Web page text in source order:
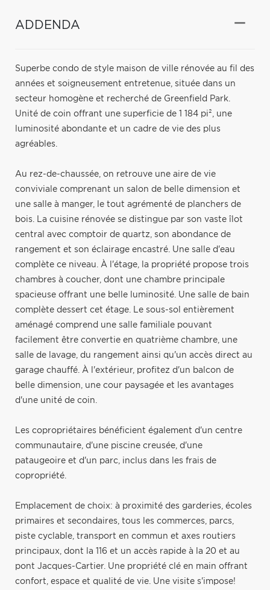
ADDENDA
Superbe condo de style maison de ville rénovée au fil des
années et soigneusement entretenue, située dans un
secteur homogène et recherché de Greenfield Park.
Unité de coin offrant une superficie de 1 184 pi², une
luminosité abondante et un cadre de vie des plus
agréables.
Au rez-de-chaussée, on retrouve une aire de vie
conviviale comprenant un salon de belle dimension et
une salle à manger, le tout agrémenté de planchers de
bois. La cuisine rénovée se distingue par son vaste îlot
central avec comptoir de quartz, son abondance de
rangement et son éclairage encastré. Une salle d'eau
complète ce niveau. À l'étage, la propriété propose trois
chambres à coucher, dont une chambre principale
spacieuse offrant une belle luminosité. Une salle de bain
complète dessert cet étage. Le sous-sol entièrement
aménagé comprend une salle familiale pouvant
facilement être convertie en quatrième chambre, une
salle de lavage, du rangement ainsi qu'un accès direct au
garage chauffé. À l'extérieur, profitez d'un balcon de
belle dimension, une cour paysagée et les avantages
d'une unité de coin.
Les copropriétaires bénéficient également d'un centre
communautaire, d'une piscine creusée, d'une
pataugeoire et d'un parc, inclus dans les frais de
copropriété.
Emplacement de choix: à proximité des garderies, écoles
primaires et secondaires, tous les commerces, parcs,
piste cyclable, transport en commun et axes routiers
principaux, dont la 116 et un accès rapide à la 20 et au
pont Jacques-Cartier. Une propriété clé en main offrant
confort, espace et qualité de vie. Une visite s'impose!